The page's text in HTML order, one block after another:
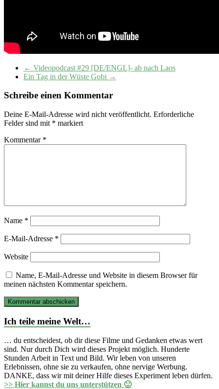
← Videopodcast #29 [DE/ENGL]- ab nach Laos
Ein Tag in der Wüste Gobi →
Schreibe einen Kommentar
Deine E-Mail-Adresse wird nicht veröffentlicht. Erforderliche
Felder sind mit * markiert
Kommentar *
Name *
E-Mail-Adresse *
Website
Name, E-Mail-Adresse und Website in diesem Browser für
meinen nächsten Kommentar speichern.
Ich teile meine Welt…
… du entscheidest, ob dir diese Filme und Gedanken etwas wert
sind. Nur durch Dich wird dieses Projekt möglich. Hunderte
Stunden Arbeit in Text und Bild. Wir leben von unseren
Erlebnissen, ohne sie zu verkaufen, ohne nervige Werbung.
DANKE, dass wir mit deiner Hilfe dieses Experiment leben dürfen.
>> Hier kannst du uns unterstützen 🙂